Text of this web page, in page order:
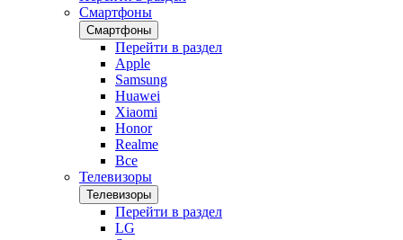
Смартфоны
Смартфоны
Перейти в раздел
Apple
Samsung
Huawei
Xiaomi
Honor
Realme
Все
Телевизоры
Телевизоры
Перейти в раздел
LG